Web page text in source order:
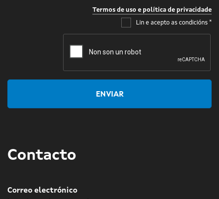
Termos de uso e política de privacidade
Lin e acepto as condicións *
ENVIAR
Contacto
Correo electrónico